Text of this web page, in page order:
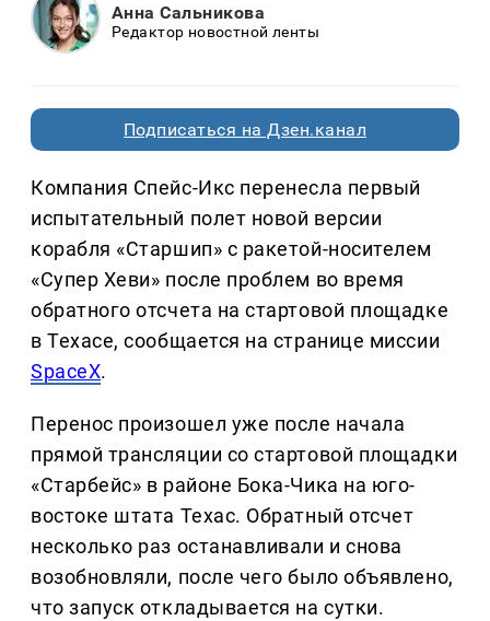
Анна Сальникова
Редактор новостной ленты
Подписаться на Дзен.канал
Компания Спейс-Икс перенесла первый
испытательный полет новой версии
корабля «Старшип» с ракетой-носителем
«Супер Хеви» после проблем во время
обратного отсчета на стартовой площадке
в Техасе, сообщается на странице миссии
SpaceX.
Перенос произошел уже после начала
прямой трансляции со стартовой площадки
«Старбейс» в районе Бока-Чика на юго-
востоке штата Техас. Обратный отсчет
несколько раз останавливали и снова
возобновляли, после чего было объявлено,
что запуск откладывается на сутки.